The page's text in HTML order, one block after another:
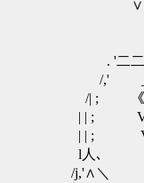
∨{ヽ}:.:ﾄ
ヾ､
＼_, ﾄ,
. '二二/
/,' _/ 八:.
/| ; 《ﾊ
| | ; Vﾊ
| | ; V
l人､ ∨
/j,'∧＼